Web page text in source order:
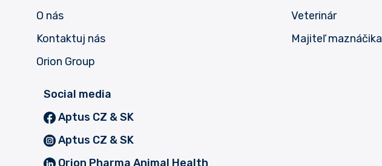
O nás
Kontaktuj nás
Orion Group
Veterinár
Majiteľ maznáčika
Social media
Aptus CZ & SK
Aptus CZ & SK
Orion Pharma Animal Health